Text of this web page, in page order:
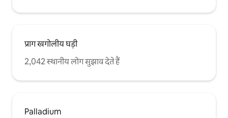
प्राग खगोलीय घड़ी
2,042 स्थानीय लोग सुझाव देते हैं
Palladium